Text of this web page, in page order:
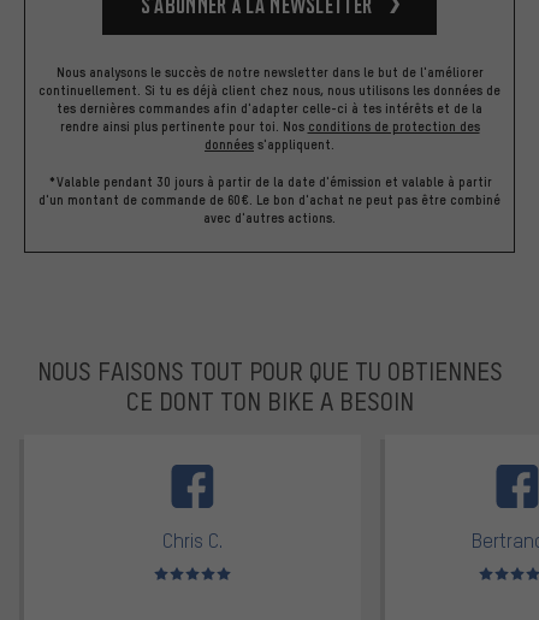
Nous analysons le succès de notre newsletter dans le but de l'améliorer
continuellement. Si tu es déjà client chez nous, nous utilisons les données de
tes dernières commandes afin d'adapter celle-ci à tes intérêts et de la
rendre ainsi plus pertinente pour toi. Nos conditions de protection des
données s'appliquent.
*Valable pendant 30 jours à partir de la date d'émission et valable à partir
d'un montant de commande de 60€. Le bon d'achat ne peut pas être combiné
avec d'autres actions.
NOUS FAISONS TOUT POUR QUE TU OBTIENNES
CE DONT TON BIKE A BESOIN
Chris C.
Note moyenne : 5 sur 5 Note